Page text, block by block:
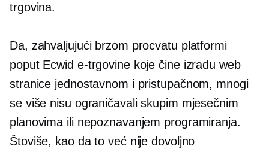
trgovina.
Da, zahvaljujući brzom procvatu platformi
poput Ecwid e-trgovine koje čine izradu web
stranice jednostavnom i pristupačnom, mnogi
se više nisu ograničavali skupim mjesečnim
planovima ili nepoznavanjem programiranja.
Štoviše, kao da to već nije dovoljno